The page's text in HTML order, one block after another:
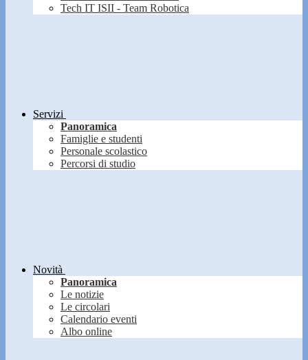
Tech IT ISII - Team Robotica
Servizi
Panoramica
Famiglie e studenti
Personale scolastico
Percorsi di studio
Novità
Panoramica
Le notizie
Le circolari
Calendario eventi
Albo online